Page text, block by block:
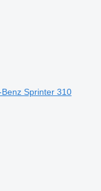
Sprinter 310